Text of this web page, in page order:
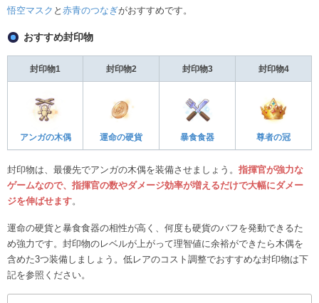
悟空マスク と 赤青のつなぎがおすすめです。
おすすめ封印物
封印物1 封印物2 封印物3 封印物4
アンガの木偶 運命の硬貨 暴食食器 尊者の冠
封印物は、最優先でアンガの木偶を装備させましょう。 指揮官が強力な
ゲームなので、指揮官の数やダメージ効率が増えるだけで大幅にダメー
ジを伸ばせます。
運命の硬貨と暴食食器の相性が高く、何度も硬貨のバフを発動できるた
め強力です。封印物のレベルが上がって理智値に余裕ができたら木偶を
含めた3つ装備しましょう。低レアのコスト調整でおすすめな封印物は下
記を参照ください。